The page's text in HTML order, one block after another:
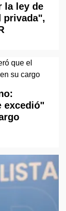
la ley de
privada",
excedió"